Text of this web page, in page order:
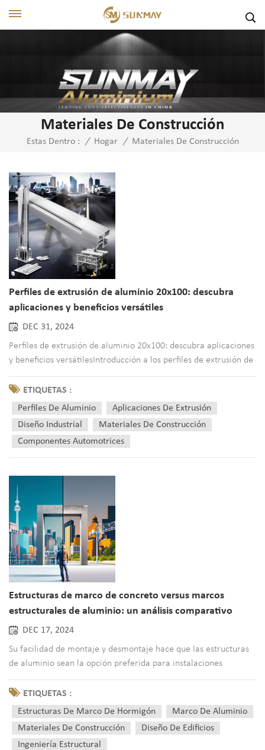
Materiales De Construcción
Estas Dentro : / Hogar / Materiales De Construcción
Perfiles de extrusión de aluminio 20x100: descubra
aplicaciones y beneficios versátiles
DEC 31, 2024
Perfiles de extrusión de aluminio 20x100: descubra aplicaciones
y beneficios versátilesIntroducción a los perfiles de extrusión de
aluminio 20x100En el mundo de la fabricación y el diseño
modernos, los perfiles de extrusión de aluminio se han hecho un
hueco importante debido a su versatilidad y efic...
ETIQUETAS :
Perfiles De Aluminio
Aplicaciones De Extrusión
Diseño Industrial
Materiales De Construcción
Componentes Automotrices
Estructuras de marco de concreto versus marcos
estructurales de aluminio: un análisis comparativo
DEC 17, 2024
Su facilidad de montaje y desmontaje hace que las estructuras
de aluminio sean la opción preferida para instalaciones
temporales, como stands de exposición y refugios de
emergencia.Beneficios de la estructura de aluminio Estructura
estructural de aluminio. ofrece numerosas ventajas que atraen
t...
ETIQUETAS :
Estructuras De Marco De Hormigón
Marco De Aluminio
Materiales De Construcción
Diseño De Edificios
Ingeniería Estructural